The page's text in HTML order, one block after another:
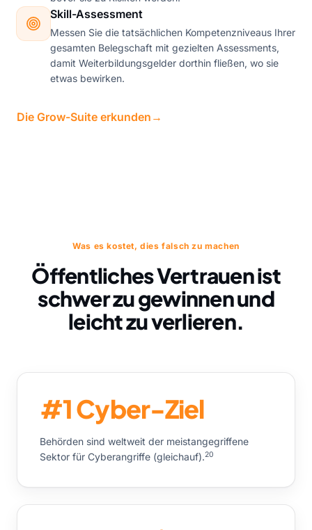
Skill-Assessment
Messen Sie die tatsächlichen Kompetenzniveaus Ihrer
gesamten Belegschaft mit gezielten Assessments,
damit Weiterbildungsgelder dorthin fließen, wo sie
etwas bewirken.
Die Grow-Suite erkunden →
Was es kostet, dies falsch zu machen
Öffentliches Vertrauen ist
schwer zu gewinnen und
leicht zu verlieren.
#1 Cyber-Ziel
Behörden sind weltweit der meistangegriffene
Sektor für Cyberangriffe (gleichauf).20